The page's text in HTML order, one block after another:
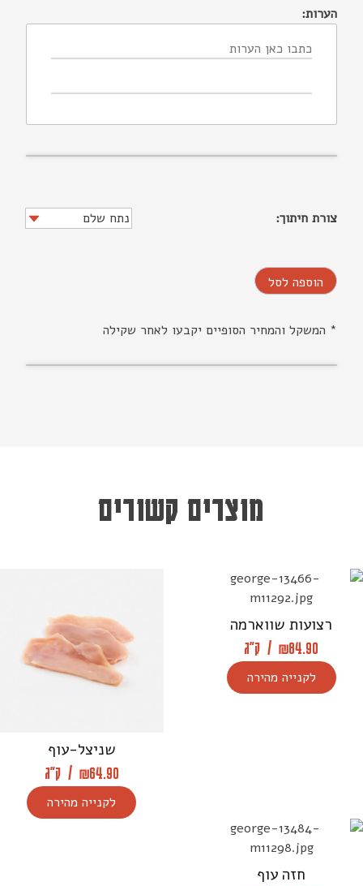
הערות:
צורת חיתוך:
הוספה לסל
* המשקל והמחיר הסופיים יקבעו לאחר שקילה
מוצרים קשורים
רצועות שווארמה
₪84.90
/ ק"ג
לקנייה מהירה
שניצל-עוף
₪64.90
/ ק"ג
לקנייה מהירה
חזה עוף